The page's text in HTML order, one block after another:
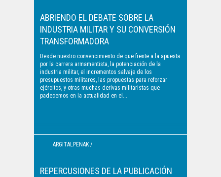
ABRIENDO EL DEBATE SOBRE LA
INDUSTRIA MILITAR Y SU CONVERSIÓN
TRANSFORMADORA
Desde nuestro convencimiento de que frente a la apuesta
por la carrera armamentista, la potenciación de la
industria militar, el incrementos salvaje de los
presupuestos militares, las propuestas para reforzar
ejércitos, y otras muchas derivas militaristas que
padecemos en la actualidad en el...
ARGITALPENAK /
REPERCUSIONES DE LA PUBLICACIÓN